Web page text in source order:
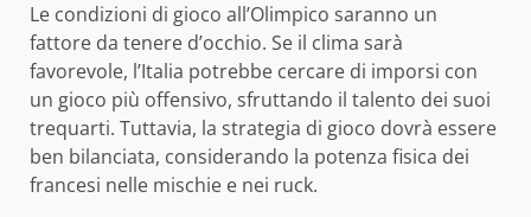
Le condizioni di gioco all’Olimpico saranno un
fattore da tenere d’occhio. Se il clima sarà
favorevole, l’Italia potrebbe cercare di imporsi con
un gioco più offensivo, sfruttando il talento dei suoi
trequarti. Tuttavia, la strategia di gioco dovrà essere
ben bilanciata, considerando la potenza fisica dei
francesi nelle mischie e nei ruck.